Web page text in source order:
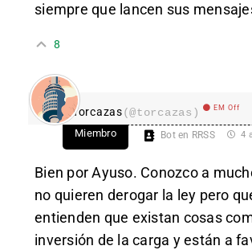
siempre que lancen sus
8
Torcazas(@torcazas) EM Off
Miembro Bot en RRSS 4
Bien por Ayuso. Conozco a
no quieren derogar la ley pero
entienden que existan cosas
inversión de la carga y están a